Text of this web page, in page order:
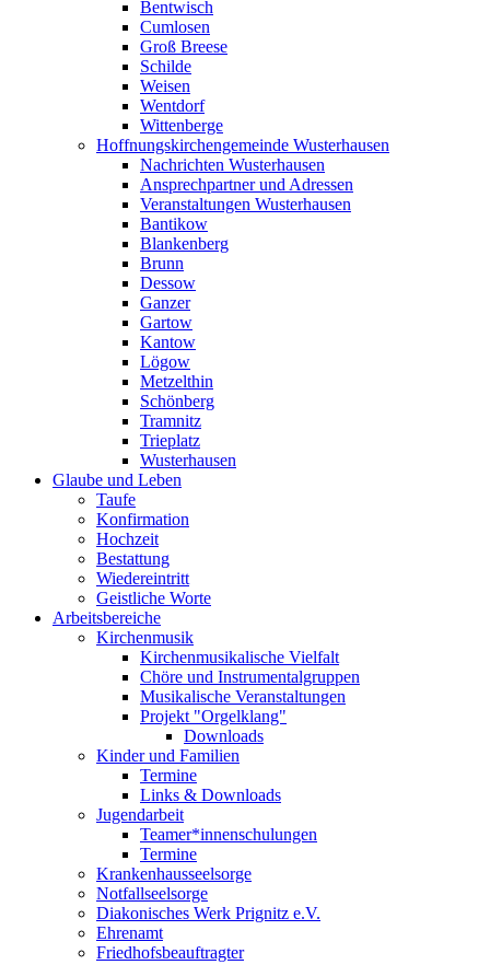
Bentwisch
Cumlosen
Groß Breese
Schilde
Weisen
Wentdorf
Wittenberge
Hoffnungskirchengemeinde Wusterhausen
Nachrichten Wusterhausen
Ansprechpartner und Adressen
Veranstaltungen Wusterhausen
Bantikow
Blankenberg
Brunn
Dessow
Ganzer
Gartow
Kantow
Lögow
Metzelthin
Schönberg
Tramnitz
Trieplatz
Wusterhausen
Glaube und Leben
Taufe
Konfirmation
Hochzeit
Bestattung
Wiedereintritt
Geistliche Worte
Arbeitsbereiche
Kirchenmusik
Kirchenmusikalische Vielfalt
Chöre und Instrumentalgruppen
Musikalische Veranstaltungen
Projekt "Orgelklang"
Downloads
Kinder und Familien
Termine
Links & Downloads
Jugendarbeit
Teamer*innenschulungen
Termine
Krankenhausseelsorge
Notfallseelsorge
Diakonisches Werk Prignitz e.V.
Ehrenamt
Friedhofsbeauftragter